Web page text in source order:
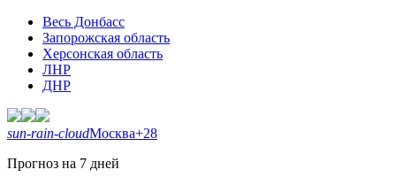
Весь Донбасс
Запорожская область
Херсонская область
ЛНР
ДНР
sun-rain-cloudМосква+28
Прогноз на 7 дней